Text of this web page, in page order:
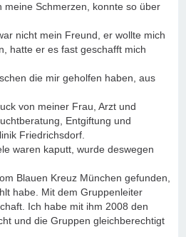
meine Schmerzen, konnte so über
nicht mein Freund, er wollte mich
hatte er es fast geschafft mich
die mir geholfen haben, aus
von meiner Frau, Arzt und
Entgiftung und
Friedrichsdorf.
waren kaputt, wurde deswegen
Blauen Kreuz München gefunden,
habe. Mit dem Gruppenleiter
Ich habe mit ihm 2008 den
und die Gruppen gleichberechtigt